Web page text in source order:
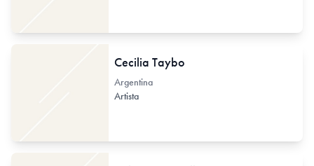
Cecilia Taybo
Argentina
Artista